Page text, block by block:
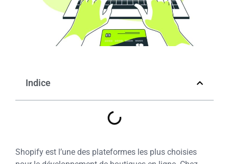
Indice
Shopify est l’une des plateformes les plus choisies